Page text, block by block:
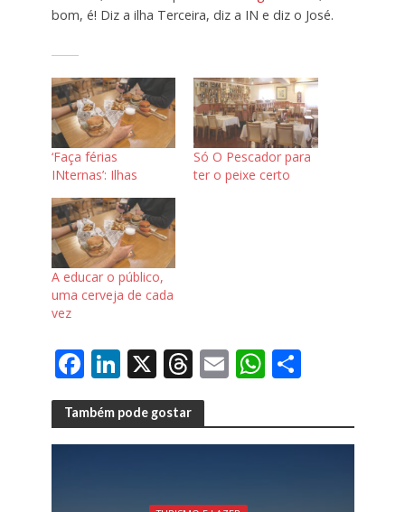
bom, é! Diz a ilha Terceira, diz a IN e diz o José.
‘Faça férias
INternas’: Ilhas
Só O Pescador para
ter o peixe certo
A educar o público,
uma cerveja de cada
vez
F
ac
e
b
Li
n
k
e
X T
h
re
a
E
ai
l
W
at
s
S
ar
e
Também pode gostar